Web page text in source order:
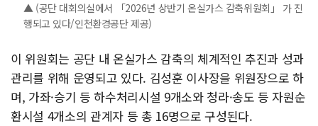
▲ (공단 대회의실에서 「2026년 상반기 온실가스 감축위원회」 가 진
행되고 있다/인천환경공단 제공)
이 위원회는 공단 내 온실가스 감축의 체계적인 추진과 성과
관리를 위해 운영되고 있다. 김성훈 이사장을 위원장으로 하
며, 가좌·승기 등 하수처리시설 9개소와 청라·송도 등 자원순
환시설 4개소의 관계자 등 총 16명으로 구성된다.